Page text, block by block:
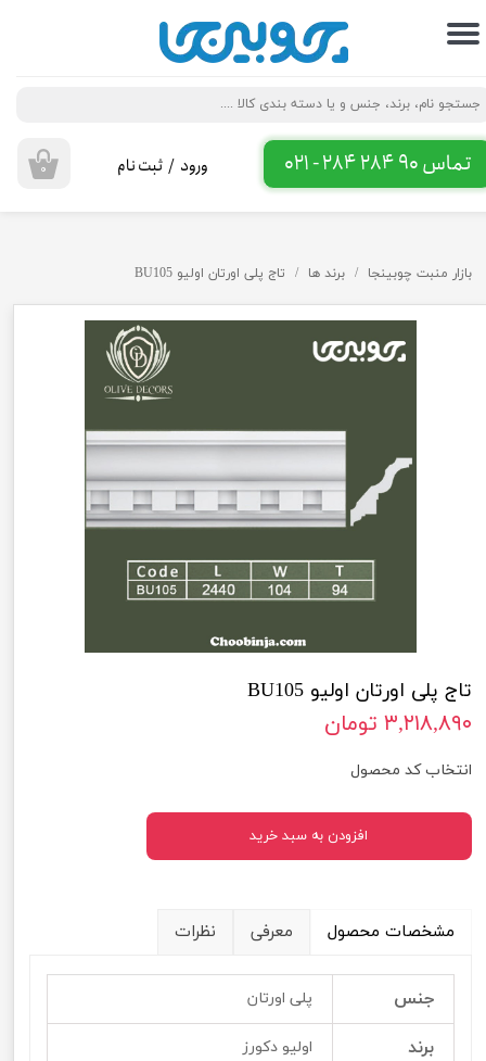
تماس 90 284 284 - 021 ۰ ورود / ثبت نام
حساب کاربری من
تغییر گذر واژه
سفارشات
خروج از حساب کاربری
بازار منبت چوبینجا برند ها تاج پلی اورتان اولیو BU105
تاج پلی اورتان اولیو BU105
۳,۲۱۸,۸۹۰ تومان
انتخاب کد محصول
افزودن به سبد خرید
مشخصات محصول معرفی نظرات
جنس پلی اورتان
برند اولیو دکورز